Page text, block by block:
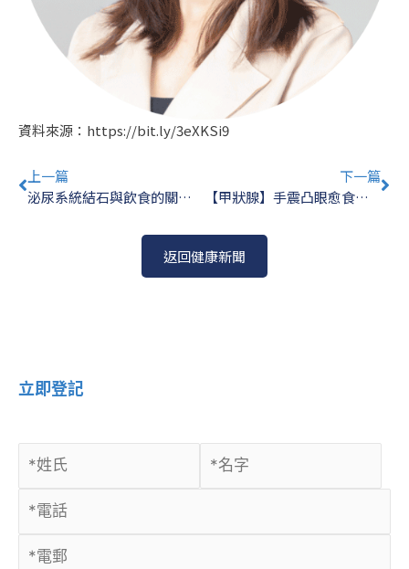
資料來源： https://bit.ly/3eXKSi9
Prev
上一篇
泌尿系統結石與飲食的關係｜陳樹賢醫生
下一篇
【甲狀腺】手震凸眼愈食愈瘦或甲亢 食太多海鮮易中招？
返回健康新聞
立即登記